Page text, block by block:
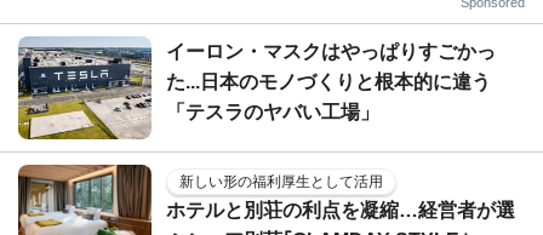
イーロン・マスクはやっぱりすごかっ
た...日本のモノづくりと根本的に違う
「テスラのヤバい工場」
新しい形の福利厚生として活用
ホテルと別荘の利点を凝縮…経営者が選